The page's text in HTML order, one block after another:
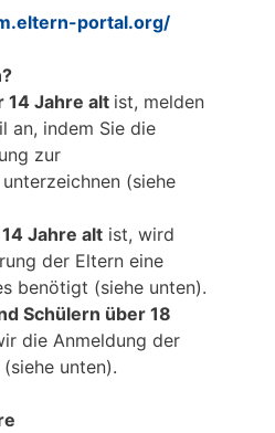
portal.org/
14 Jahre alt ist, melden
an, indem Sie die
zur
(siehe
Jahre alt ist, wird
der Eltern eine
benötigt (siehe unten).
Schülern über 18
die Anmeldung der
unten).